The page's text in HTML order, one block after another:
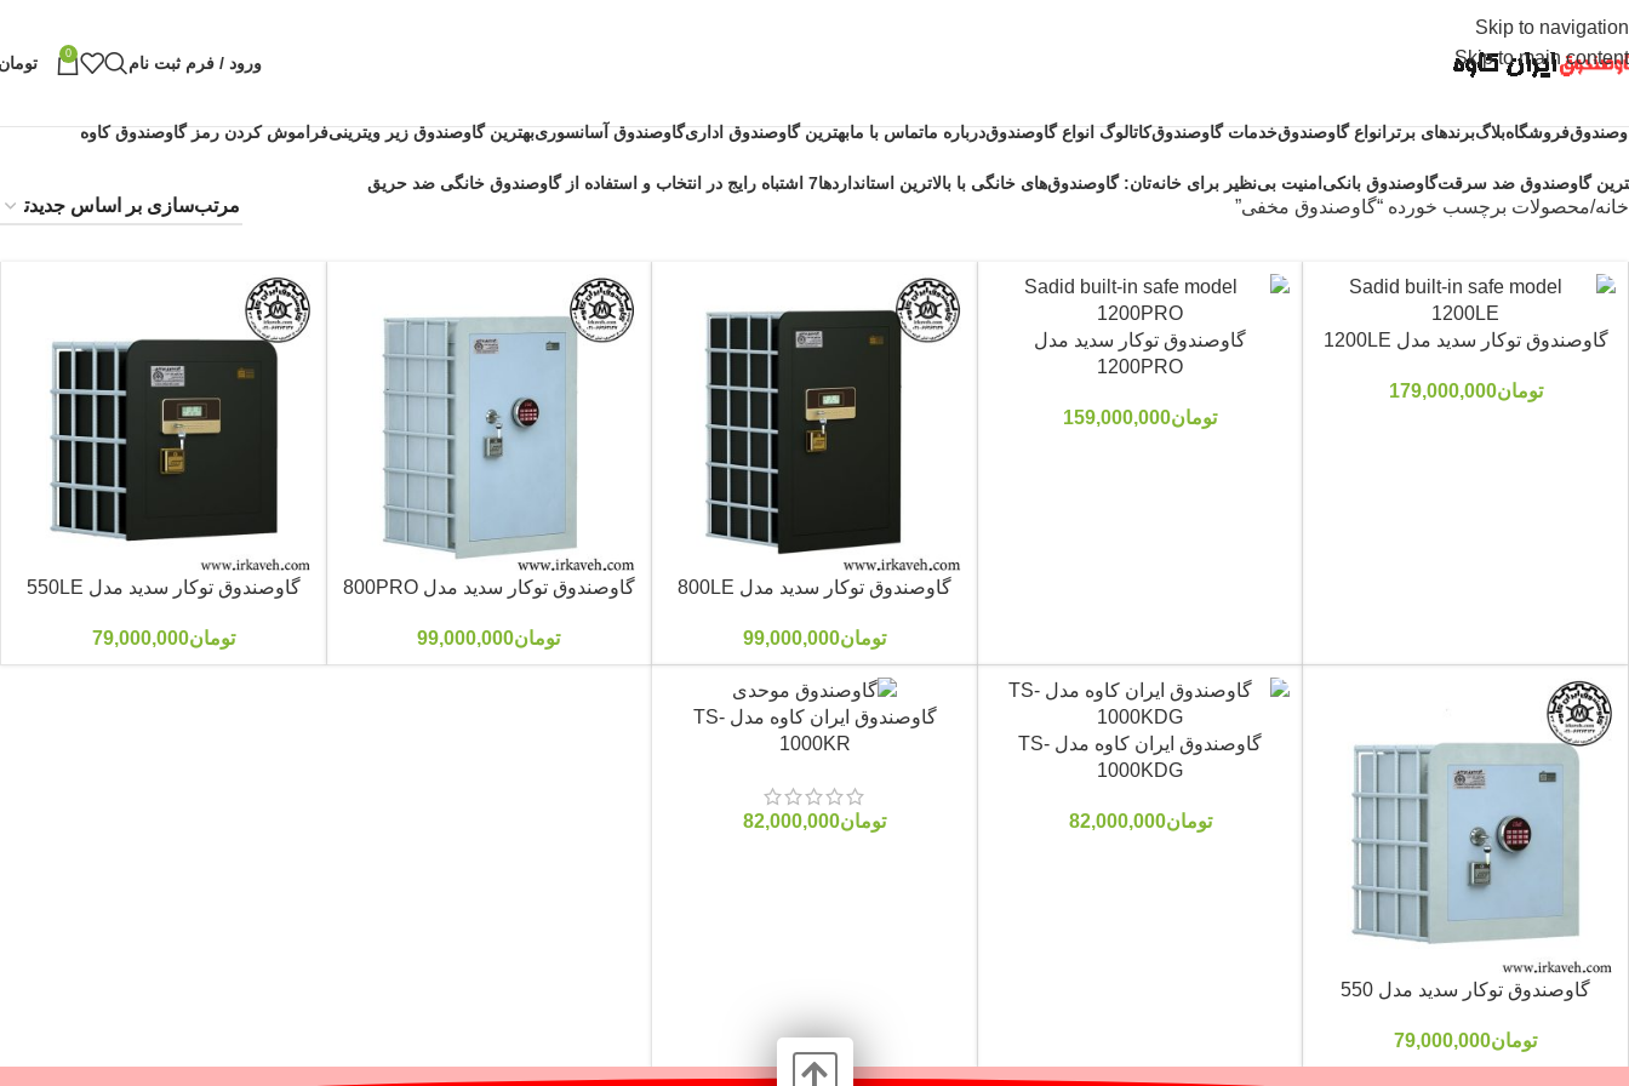
Skip to navigation
Skip to main content
ورود / فرم ثبت نام 0
فروشگاهبلاگبرندهای برترانواع گاوصندوقخدمات گاوصندوقکاتالوگ انواع گاوصندوقدرباره ماتماس با مابهترین گاوصندوق اداریگاوصندوق آسانسوریبهترین گاوصندوق زیر ویترینیفراموش کردن رمز گاوصندوق کاوه
گاوصندوق ضد سرقتگاوصندوق بانکیامنیت بی‌نظیر برای خانه‌تان: گاوصندوق‌های خانگی با بالاترین استانداردها7 اشتباه رایج در انتخاب و استفاده از گاوصندوق خانگی ضد حریق
خانه محصولات برچسب خورده “گاوصندوق مخفی”
گاوصندوق توکار سدید مدل 1200LE
تومان179,000,000
گاوصندوق توکار سدید مدل
1200PRO
تومان159,000,000
گاوصندوق توکار سدید مدل 800LE
تومان99,000,000
گاوصندوق توکار سدید مدل 800PRO
تومان99,000,000
گاوصندوق توکار سدید مدل 550LE
تومان79,000,000
گاوصندوق توکار سدید مدل 550
تومان79,000,000
گاوصندوق ایران کاوه مدل TS-
1000KDG
تومان82,000,000
گاوصندوق ایران کاوه مدل TS-
1000KR
تومان82,000,000